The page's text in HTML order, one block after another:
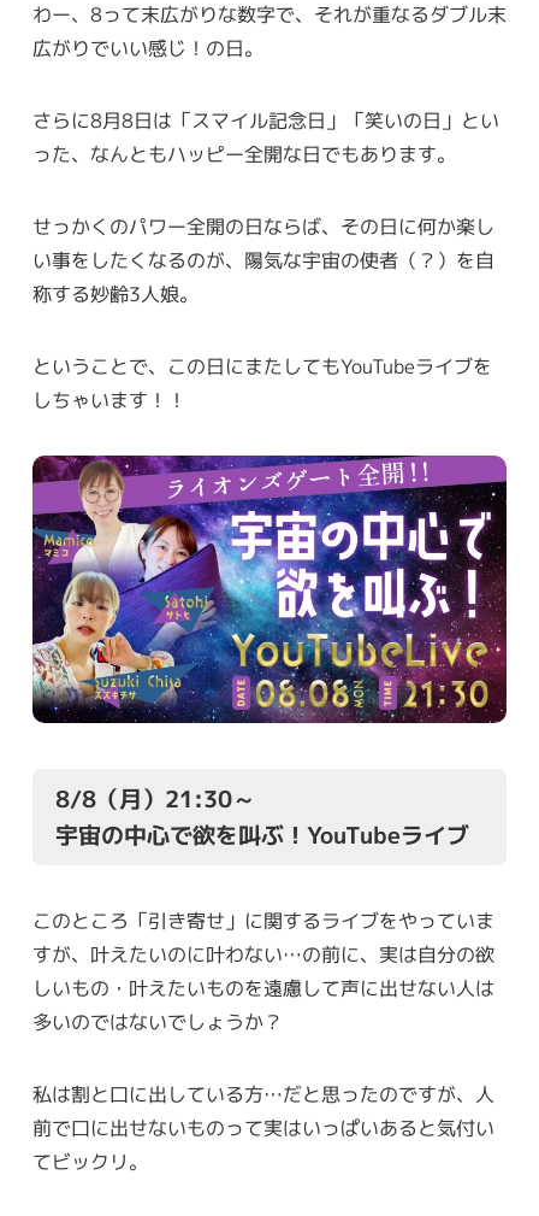
わー、8って末広がりな数字で、それが重なるダブル末
広がりでいい感じ！の日。
さらに8月8日は「スマイル記念日」「笑いの日」とい
った、なんともハッピー全開な日でもあります。
せっかくのパワー全開の日ならば、その日に何か楽し
い事をしたくなるのが、陽気な宇宙の使者（？）を自
称する妙齢3人娘。
ということで、この日にまたしてもYouTubeライブを
しちゃいます！！
8/8（月）21:30～
宇宙の中心で欲を叫ぶ！YouTubeライブ
このところ「引き寄せ」に関するライブをやっていま
すが、叶えたいのに叶わない…の前に、実は自分の欲
しいもの・叶えたいものを遠慮して声に出せない人は
多いのではないでしょうか？
私は割と口に出している方…だと思ったのですが、人
前で口に出せないものって実はいっぱいあると気付い
てビックリ。